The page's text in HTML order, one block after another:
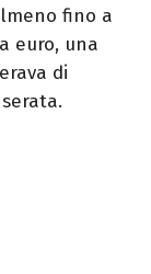
fino a
euro, una
di